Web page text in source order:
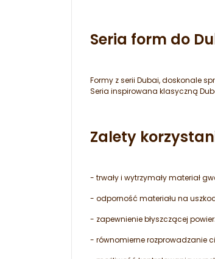
Seria form do
Formy z serii Dubai, doskonale
Seria inspirowana klasyczną
Zalety
- trwały i wytrzymały materiał
- odporność materiału na
- zapewnienie błyszczącej
- równomierne rozprowadzanie